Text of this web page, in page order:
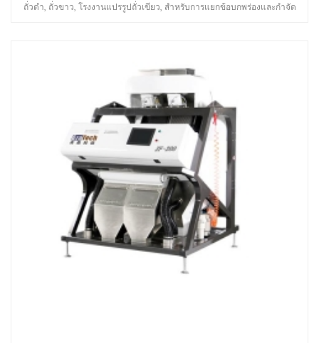
ถั่วดำ, ถั่วขาว, โรงงานแปรรูปถั่วเขียว, สำหรับการแยกข้อบกพร่องและกำจัด